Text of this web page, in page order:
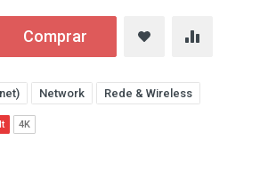
Comprar
Network Rede & Wireless
4K